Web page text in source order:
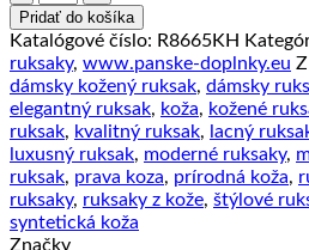
Pánsky
kožený
ruksak
z
pravej
kože
č.8665
v
khaki
farbe
Pridať do košíka
Katalógové číslo: R8665KH
ruksaky, www.panske-doplnky.eu
dámsky kožený ruksak, dámsky
elegantný ruksak, koža, kožené
ruksak, kvalitný ruksak, lacný
luxusný ruksak, moderné ruksaky,
ruksak, prava koza, prírodná koža,
ruksaky, ruksaky z kože, štýlové
syntetická koža
Značky